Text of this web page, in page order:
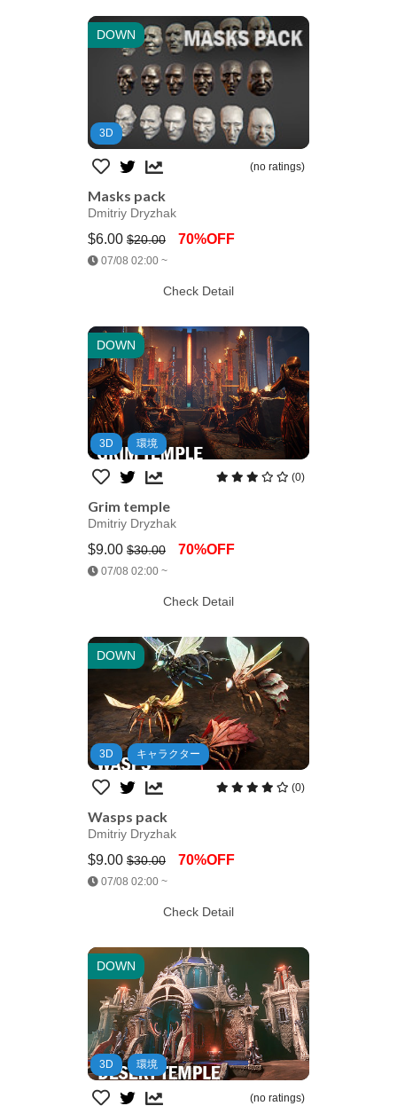
DOWN
3D
(no ratings)
Masks pack
Dmitriy Dryzhak
$6.00 $20.00 70%OFF
07/08 02:00 ~
Check Detail
DOWN
Jump AssetStore
3D 環境
(0)
Grim temple
Dmitriy Dryzhak
$9.00 $30.00 70%OFF
07/08 02:00 ~
Check Detail
DOWN
Jump AssetStore
3D キャラクター
(0)
Wasps pack
Dmitriy Dryzhak
$9.00 $30.00 70%OFF
07/08 02:00 ~
Check Detail
DOWN
Jump AssetStore
3D 環境
(no ratings)